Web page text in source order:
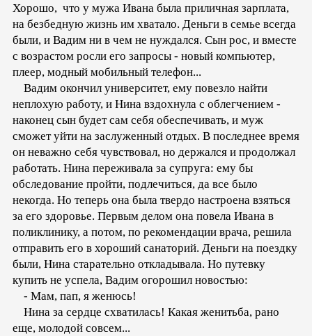
Хорошо, что у мужа Ивана была приличная зарплата,
на безбедную жизнь им хватало. Деньги в семье всегда
были, и Вадим ни в чем не нуждался. Сын рос, и вместе
с возрастом росли его запросы - новый компьютер,
плеер, модный мобильный телефон...
Вадим окончил университет, ему повезло найти
неплохую работу, и Нина вздохнула с облегчением -
наконец сын будет сам себя обеспечивать, и муж
сможет уйти на заслуженный отдых. В последнее время
он неважно себя чувствовал, но держался и продолжал
работать. Нина переживала за супруга: ему бы
обследование пройти, подлечиться, да все было
некогда. Но теперь она была твердо настроена взяться
за его здоровье. Первым делом она повела Ивана в
поликлинику, а потом, по рекомендации врача, решила
отправить его в хороший санаторий. Деньги на поездку
были, Нина старательно откладывала. Но путевку
купить не успела, Вадим огорошил новостью:
- Мам, пап, я женюсь!
Нина за сердце схватилась! Какая женитьба, рано
еще, молодой совсем...